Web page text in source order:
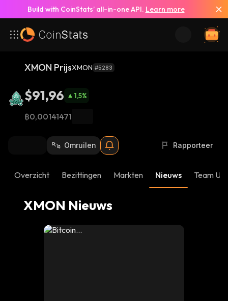
Build with CoinStats’ all-in-one API. Learn more
XMON PrijsXMON #5283
$91,96 1,5%
฿0,00141471
Omruilen Rapporteer
Overzicht Bezittingen Markten Nieuws Team
XMON Nieuws
Bekijk Al Het Nieuws